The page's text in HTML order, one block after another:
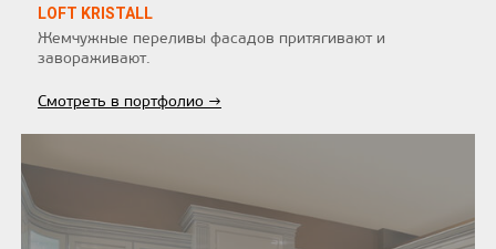
LOFT KRISTALL
Жемчужные переливы фасадов притягивают и
завораживают.
Смотреть в портфолио →